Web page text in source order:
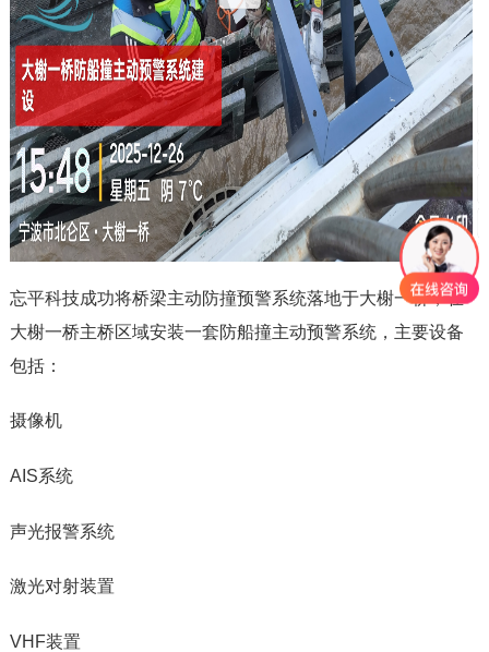
忘平科技成功将桥梁主动防撞预警系统落地于大榭一桥，在
大榭一桥主桥区域安装一套防船撞主动预警系统，主要设备
包括：
摄像机
AIS系统
声光报警系统
激光对射装置
VHF装置